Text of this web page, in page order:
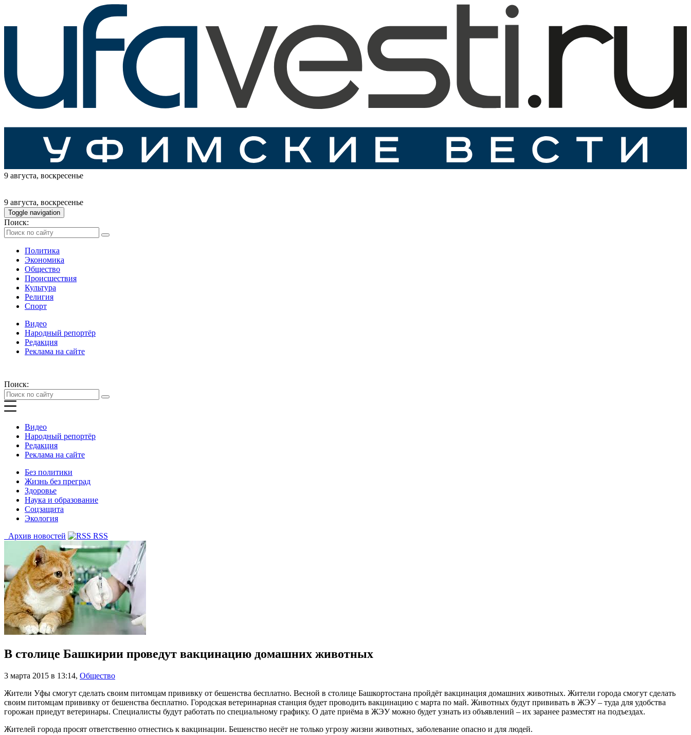
9 августа, воскресенье
9 августа, воскресенье
Toggle navigation
Поиск:
Политика
Экономика
Общество
Происшествия
Культура
Религия
Спорт
Видео
Народный репортёр
Редакция
Реклама на сайте
Поиск:
Видео
Народный репортёр
Редакция
Реклама на сайте
Без политики
Жизнь без преград
Здоровье
Наука и образование
Соцзащита
Экология
Архив новостей
RSS
В столице Башкирии проведут вакцинацию домашних животных
3 марта 2015 в 13:14, Общество
Жители Уфы смогут сделать своим питомцам прививку от бешенства бесплатно. Весной в столице Башкортостана пройдёт вакцинация домашних животных. Жители города смогут сделать
своим питомцам прививку от бешенства бесплатно. Городская ветеринарная станция будет проводить вакцинацию с марта по май. Животных будут прививать в ЖЭУ – туда для удобства
горожан приедут ветеринары. Специалисты будут работать по специальному графику. О дате приёма в ЖЭУ можно будет узнать из объявлений – их заранее разместят на подъездах.
Жителей города просят ответственно отнестись к вакцинации. Бешенство несёт не только угрозу жизни животных, заболевание опасно и для людей.